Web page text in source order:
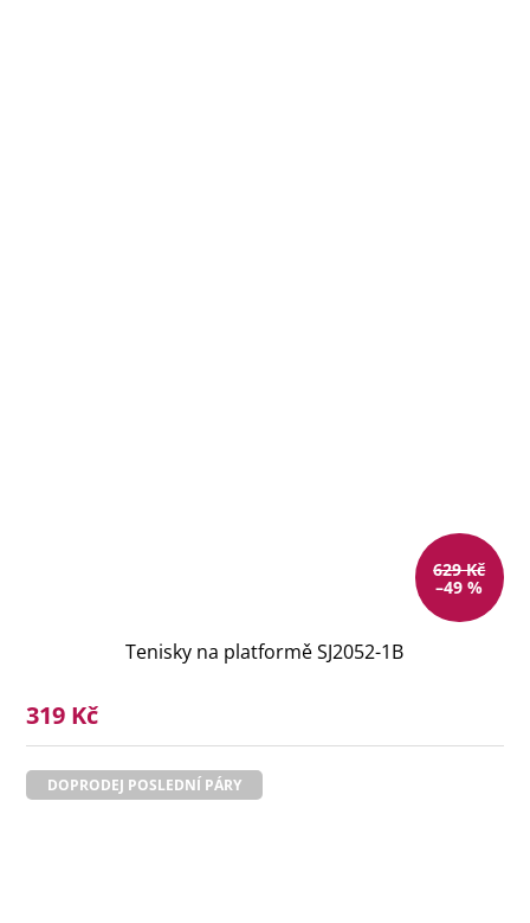
629 Kč
–49 %
Tenisky na platformě SJ2052-1B
319 Kč
DOPRODEJ POSLEDNÍ PÁRY